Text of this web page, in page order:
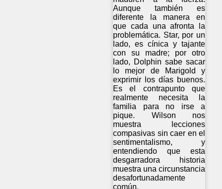
Aunque también es
diferente la manera en
que cada una afronta la
problemática. Star, por un
lado, es cínica y tajante
con su madre; por otro
lado, Dolphin sabe sacar
lo mejor de Marigold y
exprimir los días buenos.
Es el contrapunto que
realmente necesita la
familia para no irse a
pique. Wilson nos
muestra lecciones
compasivas sin caer en el
sentimentalismo, y
entendiendo que esta
desgarradora historia
muestra una circunstancia
desafortunadamente
común.